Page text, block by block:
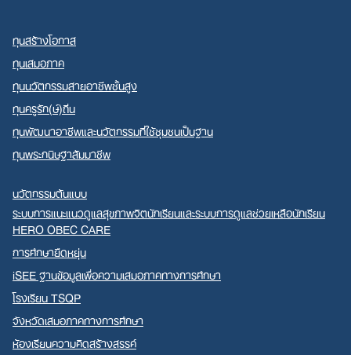
ทุนสร้างโอกาส
ทุนเสมอภาค
ทุนนวัตกรรมสายอาชีพชั้นสูง
ทุนครูรัก(ษ์)ถิ่น
ทุนพัฒนาอาชีพและนวัตกรรมที่ใช้ชุมชนเป็นฐาน
ทุนพระกนิษฐาสัมมาชีพ
นวัตกรรมต้นแบบ
ระบบการแนะแนวดูแลสุขภาพจิตนักเรียนและระบบการดูแลช่วยเหลือนักเรียน
HERO OBEC CARE
การศึกษายืดหยุ่น
iSEE ฐานข้อมูลเพื่อความเสมอภาคทางการศึกษา
โรงเรียน TSQP
จังหวัดเสมอภาคทางการศึกษา
ห้องเรียนความคิดสร้างสรรค์